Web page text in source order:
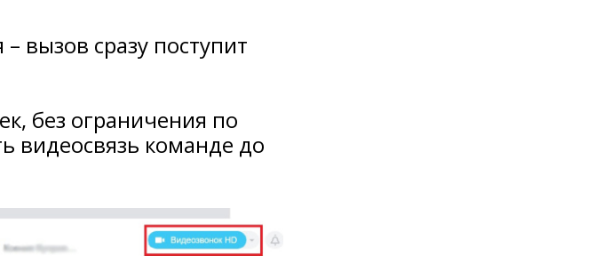
вызов сразу поступит
без ограничения по
видеосвязь команде до